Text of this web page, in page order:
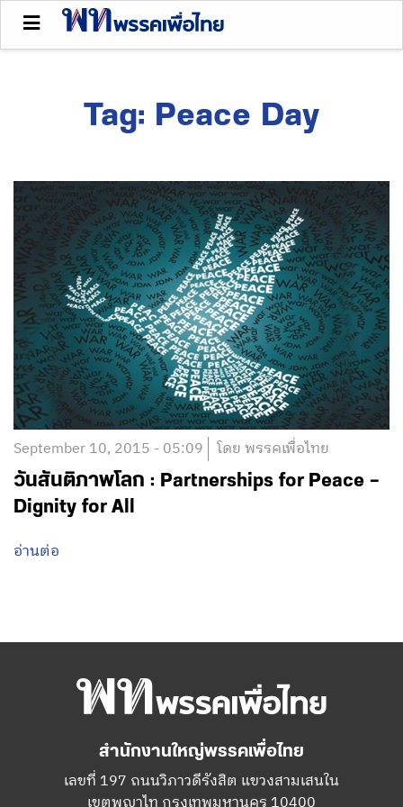
Tag: Peace Day
September 10, 2015 - 05:09 โดย พรรคเพื่อไทย
วันสันติภาพโลก : Partnerships for Peace –
Dignity for All
อ่านต่อ
สำนักงานใหญ่พรรคเพื่อไทย
เลขที่ 197 ถนนวิภาวดีรังสิต แขวงสามเสนใน